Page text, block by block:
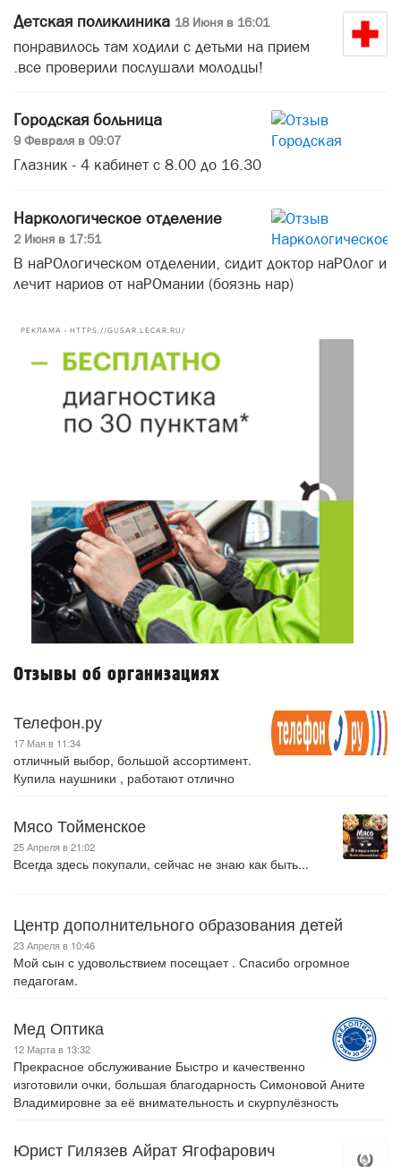
Детская поликлиника 18 Июня в 16:01
понравилось там ходили с детьми на прием
.все проверили послушали молодцы!
Городская больница
9 Февраля в 09:07
Глазник - 4 кабинет с 8.00 до 16.30
Наркологическое отделение
2 Июня в 17:51
В наРОлогическом отделении, сидит доктор наРОлог и
лечит нариов от наРОмании (боязнь нар)
РЕКЛАМА • HTTPS://GUSAR.LECAR.RU/
Отзывы об организациях
Телефон.ру
17 Мая в 11:34
отличный выбор, большой ассортимент.
Купила наушники , работают отлично
Мясо Тойменское
25 Апреля в 21:02
Всегда здесь покупали, сейчас не знаю как быть...
Центр дополнительного образования детей
23 Апреля в 10:46
Мой сын с удовольствием посещает . Спасибо огромное
педагогам.
Мед Оптика
12 Марта в 13:32
Прекрасное обслуживание Быстро и качественно
изготовили очки, большая благодарность Симоновой Аните
Владимировне за её внимательность и скурпулёзность
Юрист Гилязев Айрат Ягофарович